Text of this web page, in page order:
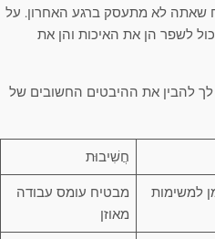
שאתה לא מתעסק ברגע האחרון. על
לשפר הן את האיכות והן את
להבין את ההיבטים החשובים של
חֲשִׁיבוּת
למשימות
מבטיח עומס עבודה
מאוזן